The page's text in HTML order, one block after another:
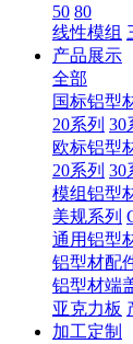
50 80
线性模组
产品展示
全部
国标铝型
20系列 30
欧标铝型
20系列 30
模组铝型
美规系列
通用铝型
铝型材配
铝型材端
亚克力板
加工定制